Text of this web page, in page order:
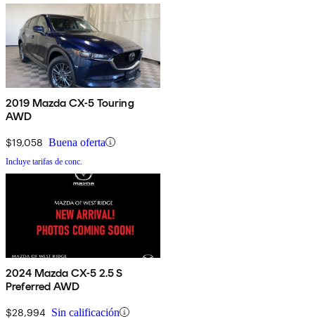
2019 Mazda CX-5 Touring
AWD
$19,058 Buena oferta
Incluye tarifas de conc.
2024 Mazda CX-5 2.5 S
Preferred AWD
$28,994 Sin calificación